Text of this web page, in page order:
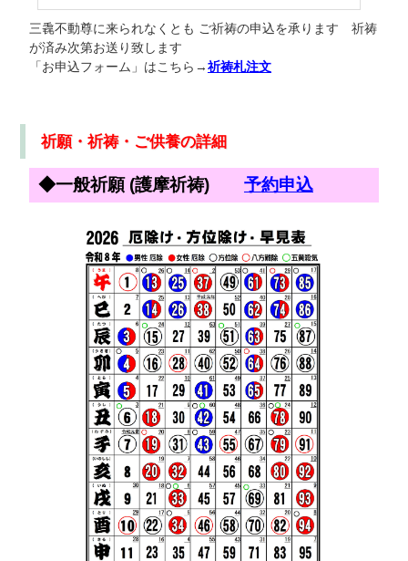
三毳不動尊に来られなくとも ご祈祷の申込を承ります 祈祷
が済み次第お送り致します
「お申込フォーム」はこちら→祈祷札注文
祈願・祈祷・ご供養の詳細
◆一般祈願 (護摩祈祷) 予約申込